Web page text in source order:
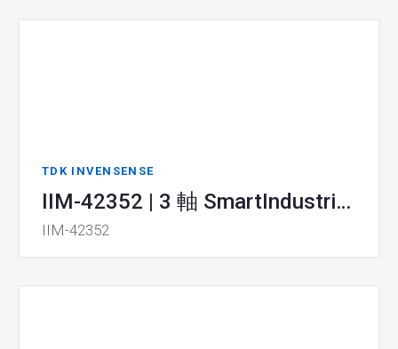
TDK INVENSENSE
IIM-42352 | 3 軸 SmartIndustrial™ MEMS 加速度計
IIM-42352